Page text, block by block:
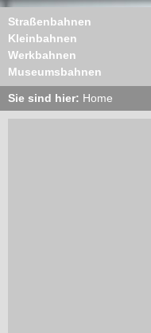
Straßenbahnen
Kleinbahnen
Werkbahnen
Museumsbahnen
Sie sind hier: Home